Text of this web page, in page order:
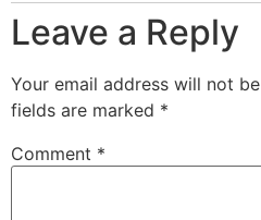
Leave a Reply
Your email address will not
fields are marked *
Comment *